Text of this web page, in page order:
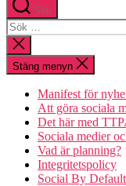
Sök
Sök
efter:
Stäng
sökningen
Stäng menyn
Manifest för
Att göra sociala
Det här med
Sociala medier
Vad är planning?
Integritetspolicy
Social By Default